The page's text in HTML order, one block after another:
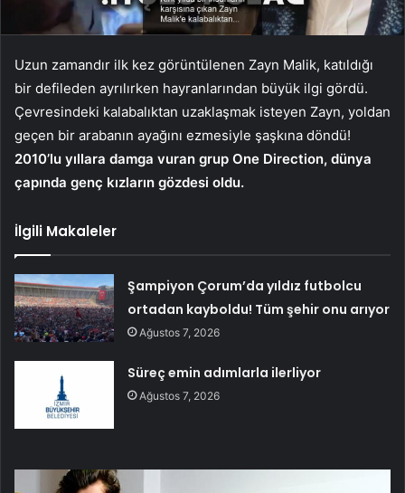
Uzun zamandır ilk kez görüntülenen Zayn Malik, katıldığı
bir defileden ayrılırken hayranlarından büyük ilgi gördü.
Çevresindeki kalabalıktan uzaklaşmak isteyen Zayn, yoldan
geçen bir arabanın ayağını ezmesiyle şaşkına döndü!
2010’lu yıllara damga vuran grup One Direction, dünya
çapında genç kızların gözdesi oldu.
İlgili Makaleler
Şampiyon Çorum’da yıldız futbolcu
ortadan kayboldu! Tüm şehir onu arıyor
Ağustos 7, 2026
Süreç emin adımlarla ilerliyor
Ağustos 7, 2026